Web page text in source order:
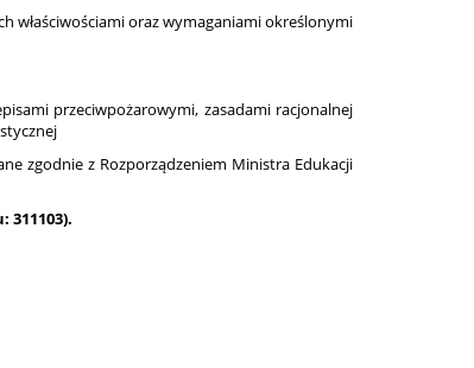
właściwościami oraz wymaganiami określonymi
przeciwpożarowymi, zasadami racjonalnej
zgodnie z Rozporządzeniem Ministra Edukacji
311103).